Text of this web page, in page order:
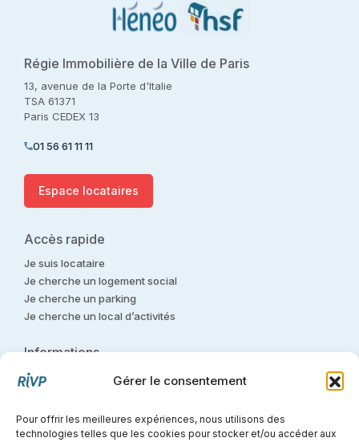
Gérer le consentement
Pour offrir les meilleures expériences, nous utilisons des
technologies telles que les cookies pour stocker et/ou accéder aux
Régie Immobilière de la Ville de Paris
13, avenue de la Porte d'Italie
TSA 61371
Paris CEDEX 13
01 56 61 11 11
Espace locataires
Accès rapide
Je suis locataire
Je cherche un logement social
Je cherche un parking
Je cherche un local d’activités
Informations
Nous contacter
Contact presse